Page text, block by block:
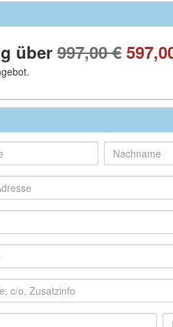
über 997,00 €